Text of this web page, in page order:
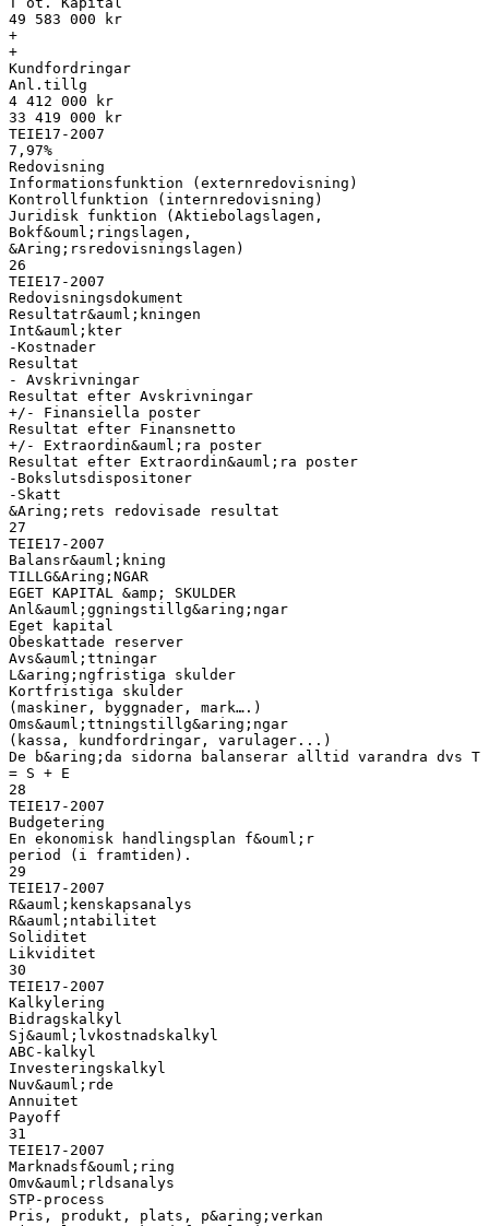
49 583 000 kr
+
+
Kundfordringar
Anl.tillg
4 412 000 kr
33 419 000 kr
TEIE17-2007
7,97%
Redovisning
Informationsfunktion (externredovisning)
Kontrollfunktion (internredovisning)
Juridisk funktion (Aktiebolagslagen,
Bokf&ouml;ringslagen,
&Aring;rsredovisningslagen)
26
TEIE17-2007
Redovisningsdokument
Resultatr&auml;kningen
Int&auml;kter
-Kostnader
Resultat
- Avskrivningar
Resultat efter Avskrivningar
+/- Finansiella poster
Resultat efter Finansnetto
+/- Extraordin&auml;ra poster
Resultat efter Extraordin&auml;ra poster
-Bokslutsdispositoner
-Skatt
&Aring;rets redovisade resultat
27
TEIE17-2007
Balansr&auml;kning
TILLG&Aring;NGAR
EGET KAPITAL &amp; SKULDER
Anl&auml;ggningstillg&aring;ngar
Eget kapital
Obeskattade reserver
Avs&auml;ttningar
L&aring;ngfristiga skulder
Kortfristiga skulder
(maskiner, byggnader, mark….)
Oms&auml;ttningstillg&aring;ngar
(kassa, kundfordringar, varulager...)
De b&aring;da sidorna balanserar alltid varandra dvs T
= S + E
28
TEIE17-2007
Budgetering
En ekonomisk handlingsplan f&ouml;r
period (i framtiden).
29
TEIE17-2007
R&auml;kenskapsanalys
R&auml;ntabilitet
Soliditet
Likviditet
30
TEIE17-2007
Kalkylering
Bidragskalkyl
Sj&auml;lvkostnadskalkyl
ABC-kalkyl
Investeringskalkyl
Nuv&auml;rde
Annuitet
Payoff
31
TEIE17-2007
Marknadsf&ouml;ring
Omv&auml;rldsanalys
STP-process
Pris, produkt, plats, p&aring;verkan